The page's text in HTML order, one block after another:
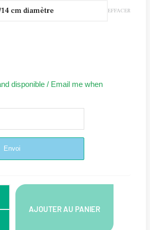
EFFACER
disponible / Email me when
Envoi
AJOUTER AU PANIER